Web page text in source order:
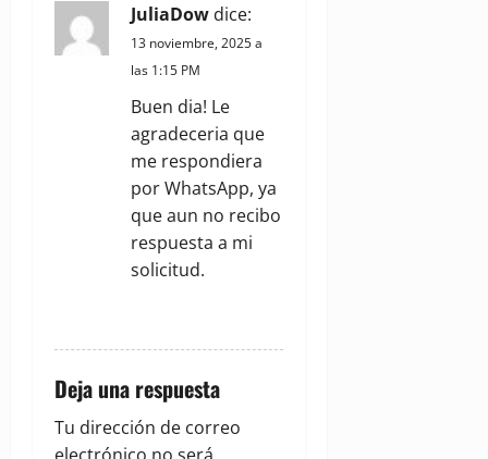
o
JuliaDow dice:
13 noviembre, 2025 a
las 1:15 PM
Buen dia! Le
agradeceria que
me respondiera
por WhatsApp, ya
que aun no recibo
respuesta a mi
solicitud.
Deja una respuesta
Tu dirección de correo